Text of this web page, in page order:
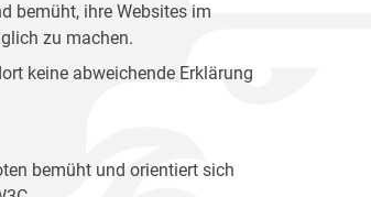
bemüht, ihre Websites im
zu machen.
keine abweichende Erklärung
bemüht und orientiert sich